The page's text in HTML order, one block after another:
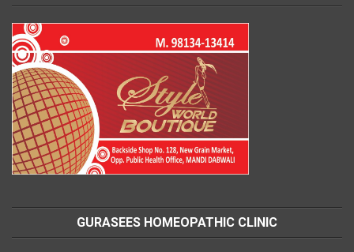
GURASEES HOMEOPATHIC CLINIC